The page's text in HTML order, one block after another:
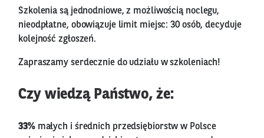
Szkolenia są jednodniowe, z możliwością noclegu,
nieodpłatne, obowiązuje limit miejsc: 30 osób, decyduje
kolejność zgłoszeń.
Zapraszamy serdecznie do udziału w szkoleniach!
Czy wiedzą Państwo, że:
33%małych i średnich przedsiębiorstw w Polsce